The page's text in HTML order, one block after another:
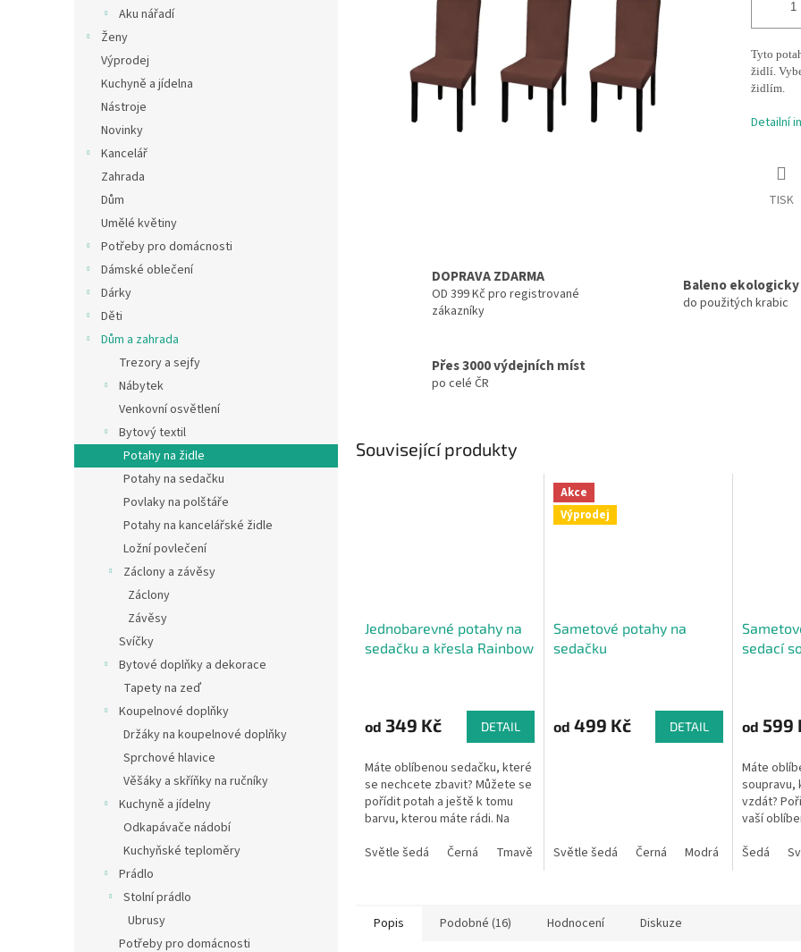
Aku nářadí
Ženy
Výprodej
Kuchyně a jídelna
Nástroje
Novinky
Kancelář
Zahrada
Dům
Umělé květiny
Potřeby pro domácnosti
Dámské oblečení
Dárky
Děti
Dům a zahrada
Trezory a sejfy
Nábytek
Venkovní osvětlení
Bytový textil
Potahy na židle
Potahy na sedačku
Povlaky na polštáře
Potahy na kancelářské židle
Ložní povlečení
Záclony a závěsy
Záclony
Závěsy
Svíčky
Bytové doplňky a dekorace
Tapety na zeď
Koupelnové doplňky
Držáky na koupelnové doplňky
Sprchové hlavice
Věšáky a skříňky na ručníky
Kuchyně a jídelny
Odkapávače nádobí
Kuchyňské teploměry
Prádlo
Stolní prádlo
Ubrusy
Potřeby pro domácnosti
Tyto
židlí.
židlím.
Detailní
TISK
DOPRAVA ZDARMA
OD 399 Kč pro registrované
zákazníky
Baleno ekologicky
do použitých krabic
Přes 3000 výdejních míst
po celé ČR
Související produkty
Jednobarevné potahy na
sedačku a křesla Rainbow
produktu
je
z
5
hvězdiček.
od 349 Kč DETAIL
Máte oblíbenou sedačku, které
se nechcete zbavit? Můžete se
pořídit potah a ještě k tomu
barvu, kterou máte rádi. Na
Světle šedá
Černá Tmavě šedá Světle modrá Šedomodrá Modrá
Akce
Výprodej
Sametové potahy na
sedačku
od 499 Kč DETAIL
Světle šedá Černá Modrá Vínová
sedací
od 599
Máte
soupravu,
vzdát?
vaší
Šedá
Popis Podobné (16) Hodnocení Diskuze